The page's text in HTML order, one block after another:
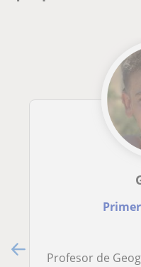
Profesor de Geografía e Historia para alumn@s de secundaria, bachillerato y con